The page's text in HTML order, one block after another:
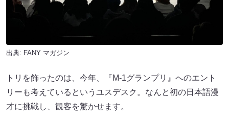
出典: FANY マガジン
トリを飾ったのは、今年、『M-1グランプリ』へのエント
リーも考えているというユスデスク。なんと初の日本語漫
才に挑戦し、観客を驚かせます。